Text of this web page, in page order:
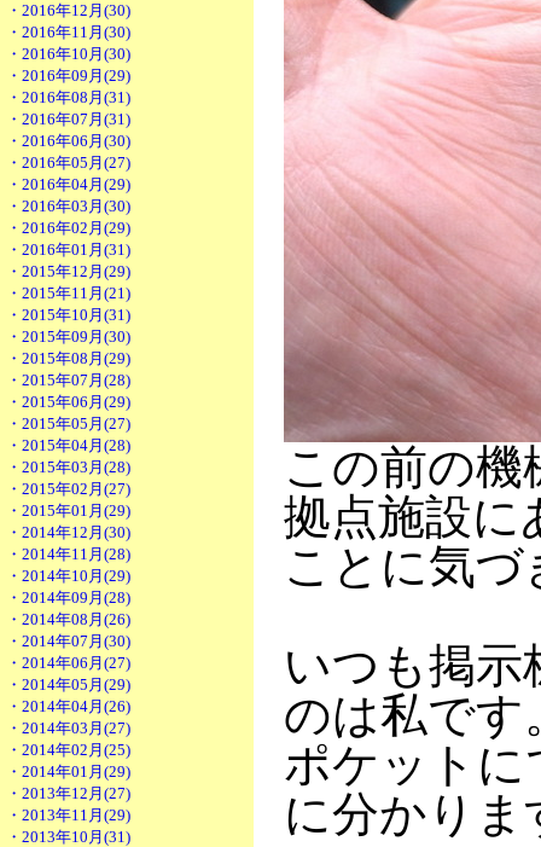
・2016年12月(30)
・2016年11月(30)
・2016年10月(30)
・2016年09月(29)
・2016年08月(31)
・2016年07月(31)
・2016年06月(30)
・2016年05月(27)
・2016年04月(29)
・2016年03月(30)
・2016年02月(29)
・2016年01月(31)
・2015年12月(29)
・2015年11月(21)
・2015年10月(31)
・2015年09月(30)
・2015年08月(29)
・2015年07月(28)
・2015年06月(29)
・2015年05月(27)
・2015年04月(28)
・2015年03月(28)
・2015年02月(27)
・2015年01月(29)
・2014年12月(30)
・2014年11月(28)
・2014年10月(29)
・2014年09月(28)
・2014年08月(26)
・2014年07月(30)
・2014年06月(27)
・2014年05月(29)
・2014年04月(26)
・2014年03月(27)
・2014年02月(25)
・2014年01月(29)
・2013年12月(27)
・2013年11月(29)
・2013年10月(31)
この前の機
拠点施設に
ことに気
いつも掲
のは私です
ポケットに
に分かりま